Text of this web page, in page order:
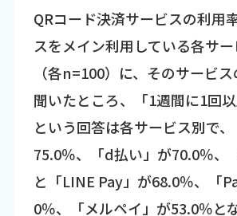
QRコード決済サービスの利用
スをメイン利用している各サ
（各n=100）に、そのサービ
聞いたところ、「1週間に1回以
という回答は各サービス別で
75.0％、「d払い」が70.0％、
と「LINE Pay」が68.0％、「
0％、「メルペイ」が53.0％と